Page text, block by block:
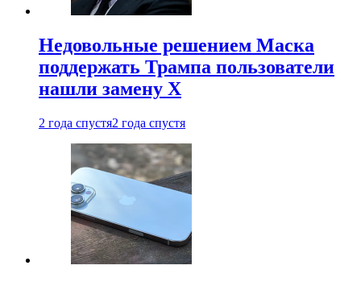
Недовольные решением Маска
поддержать Трампа пользователи
нашли замену X
2 года спустя2 года спустя